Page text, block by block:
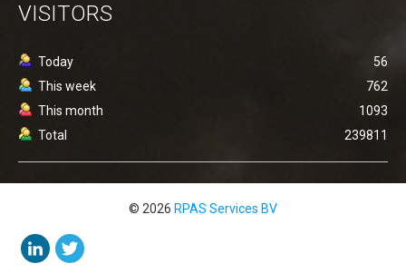
VISITORS
Today
56
This week
762
This month
1093
Total
239811
© 2026 RPAS Services BV